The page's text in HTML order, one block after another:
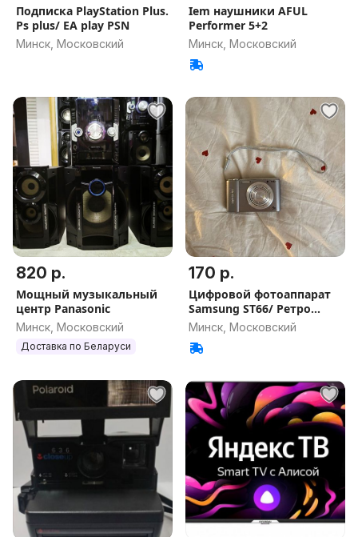
Подписка PlayStation Plus.
Ps plus/ EA play PSN
Минск, Московский
Iem наушники AFUL
Performer 5+2
Минск, Московский
820 р.
Мощный музыкальный
центр Panasonic
Минск, Московский
Доставка по Беларуси
170 р.
Цифровой фотоаппарат
Samsung ST66/ Ретро
мыльница
Минск, Московский